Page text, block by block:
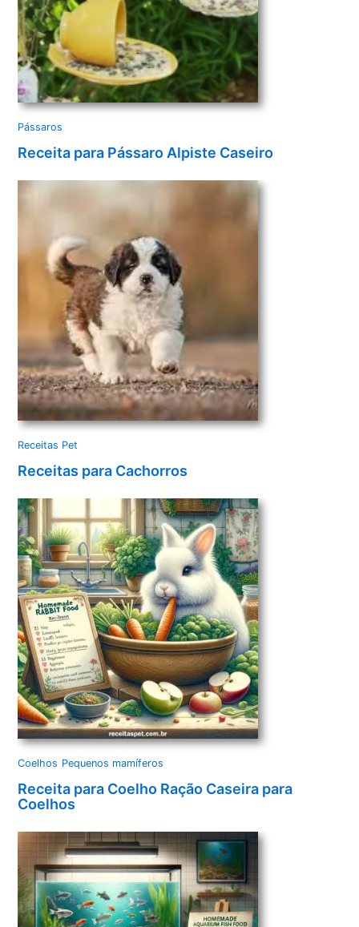
Pássaros
Receita para Pássaro Alpiste Caseiro
Receitas Pet
Receitas para Cachorros
Coelhos Pequenos mamíferos
Receita para Coelho Ração Caseira para
Coelhos